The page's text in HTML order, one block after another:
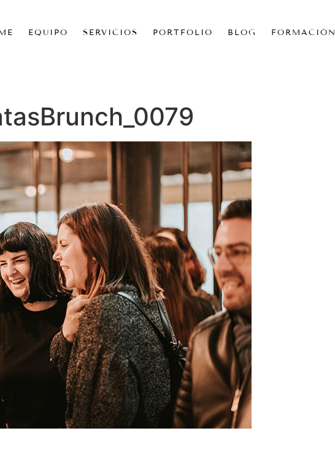
EQUIPO SERVICIOS PORTFOLIO BLOG FORMACIÓN